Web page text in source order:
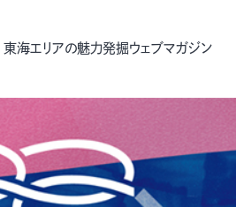
東海エリアの魅力発掘ウェブマガジン